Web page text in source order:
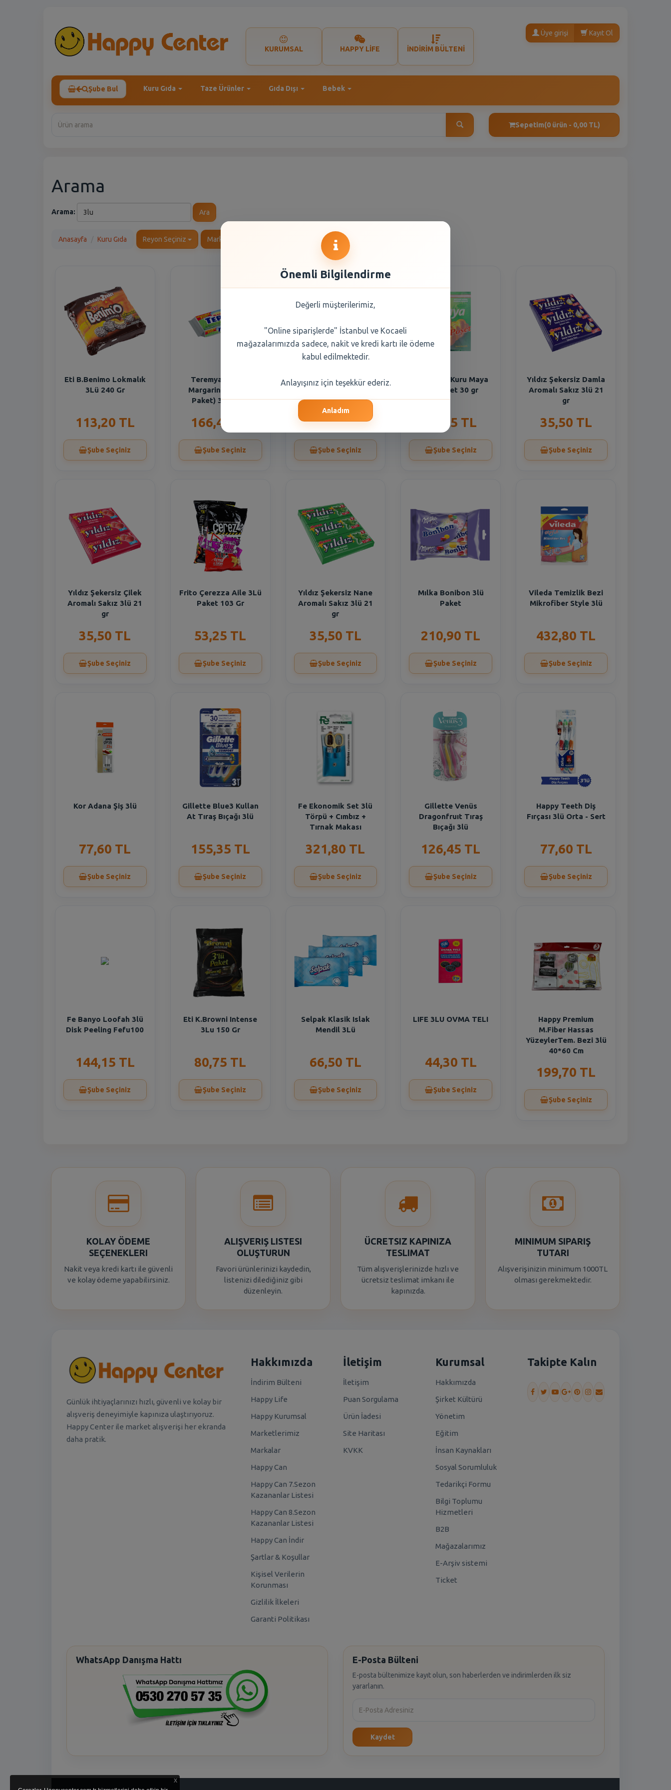
KURUMSAL HAPPY LİFE İNDİRİM BÜLTENİ
Üye girişi Kayıt Ol
Şube Bul Kuru Gıda Taze Ürünler Gıda Dışı Bebek
Sepetim(0 ürün - 0,00 TL)
Arama
Arama: Ara
Anasayfa Kuru Gıda Reyon Seçiniz Marka Seçiniz
Eti B.Benimo Lokmalık
3Lü 240 Gr
113,20 TL
Şube Seçiniz
Teremyağ Paket
Margarin (3lü Eko
Paket) 3x250 gr
166,40 TL
Şube Seçiniz
Ülker Mini Halley 3lü
198 Gr
88,25 TL
Şube Seçiniz
Dr.Oetker Kuru Maya
3lü Paket 30 gr
38,75 TL
Şube Seçiniz
Yıldız Şekersiz Damla
Aromalı Sakız 3lü 21
gr
35,50 TL
Şube Seçiniz
Yıldız Şekersiz Çilek
Aromalı Sakız 3lü 21
gr
35,50 TL
Şube Seçiniz
Frito Çerezza Aile 3Lü
Paket 103 Gr
53,25 TL
Şube Seçiniz
Yıldız Şekersiz Nane
Aromalı Sakız 3lü 21
gr
35,50 TL
Şube Seçiniz
Mılka Bonibon 3lü
Paket
210,90 TL
Şube Seçiniz
Vileda Temizlik Bezi
Mikrofiber Style 3lü
432,80 TL
Şube Seçiniz
Kor Adana Şiş 3lü
77,60 TL
Şube Seçiniz
Gillette Blue3 Kullan
At Tıraş Bıçağı 3lü
155,35 TL
Şube Seçiniz
Fe Ekonomik Set 3lü
Törpü + Cımbız +
Tırnak Makası
321,80 TL
Şube Seçiniz
Gillette Venüs
Dragonfruıt Tıraş
Bıçağı 3lü
126,45 TL
Şube Seçiniz
Happy Teeth Diş
Fırçası 3lü Orta - Sert
77,60 TL
Şube Seçiniz
Fe Banyo Loofah 3lü
Disk Peeling Fefu100
144,15 TL
Şube Seçiniz
Eti K.Browni Intense
3Lu 150 Gr
80,75 TL
Şube Seçiniz
Selpak Klasik Islak
Mendil 3Lü
66,50 TL
Şube Seçiniz
LIFE 3LU OVMA TELI
44,30 TL
Şube Seçiniz
Happy Premium
M.Fiber Hassas
YüzeylerTem. Bezi 3lü
40*60 Cm
199,70 TL
Şube Seçiniz
KOLAY ÖDEME
SEÇENEKLERI
Nakit veya kredi kartı ile güvenli
ve kolay ödeme yapabilirsiniz.
ALIŞVERIŞ LISTESI
OLUŞTURUN
Favori ürünlerinizi kaydedin,
listenizi dilediğiniz gibi
düzenleyin.
ÜCRETSIZ KAPINIZA
TESLIMAT
Tüm alışverişlerinizde hızlı ve
ücretsiz teslimat imkanı ile
kapınızda.
MINIMUM SIPARIŞ
TUTARI
Alışverişinizin minimum 1000TL
olması gerekmektedir.
Günlük ihtiyaçlarınızı hızlı, güvenli ve kolay bir
alışveriş deneyimiyle kapınıza ulaştırıyoruz.
Happy Center ile market alışverişi her ekranda
daha pratik.
Hakkımızda
İndirim Bülteni
Happy Life
Happy Kurumsal
Marketlerimiz
Markalar
Happy Can
Happy Can 7.Sezon
Kazananlar Listesi
Happy Can 8.Sezon
Kazananlar Listesi
Happy Can İndir
Şartlar & Koşullar
Kişisel Verilerin
Korunması
Gizlilik İlkeleri
Garanti Politikası
İletişim
İletişim
Puan Sorgulama
Ürün İadesi
Site Haritası
KVKK
Kurumsal
Hakkımızda
Şirket Kültürü
Yönetim
Eğitim
İnsan Kaynakları
Sosyal Sorumluluk
Tedarikçi Formu
Bilgi Toplumu
Hizmetleri
B2B
Mağazalarımız
E-Arşiv sistemi
Ticket
Takipte Kalın
WhatsApp Danışma Hattı E-Posta Bülteni
E-posta bültenimize kayıt olun, son haberlerden ve indirimlerden ilk siz
yararlanın.
Kaydet
x
Önemli Bilgilendirme
Değerli müşterilerimiz,
"Online siparişlerde" İstanbul ve Kocaeli
mağazalarımızda sadece, nakit ve kredi kartı ile ödeme
kabul edilmektedir.
Anlayışınız için teşekkür ederiz.
Anladım